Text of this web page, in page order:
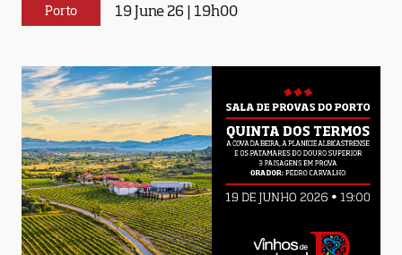
Porto 19 June 26 | 19h00